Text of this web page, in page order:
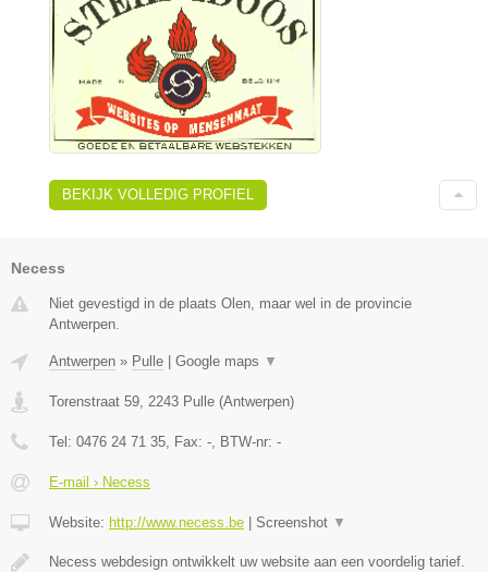
BEKIJK VOLLEDIG PROFIEL
Necess
Niet gevestigd in de plaats Olen, maar wel in de provincie
Antwerpen.
Antwerpen » Pulle Google maps ▼
Torenstraat 59 2243 Pulle (Antwerpen)
Tel: 0476 24 71 35 , Fax: - , BTW-nr: -
E-mail › Necess
Website: http://www.necess.be Screenshot ▼
Necess webdesign ontwikkelt uw website aan een voordelig tarief.